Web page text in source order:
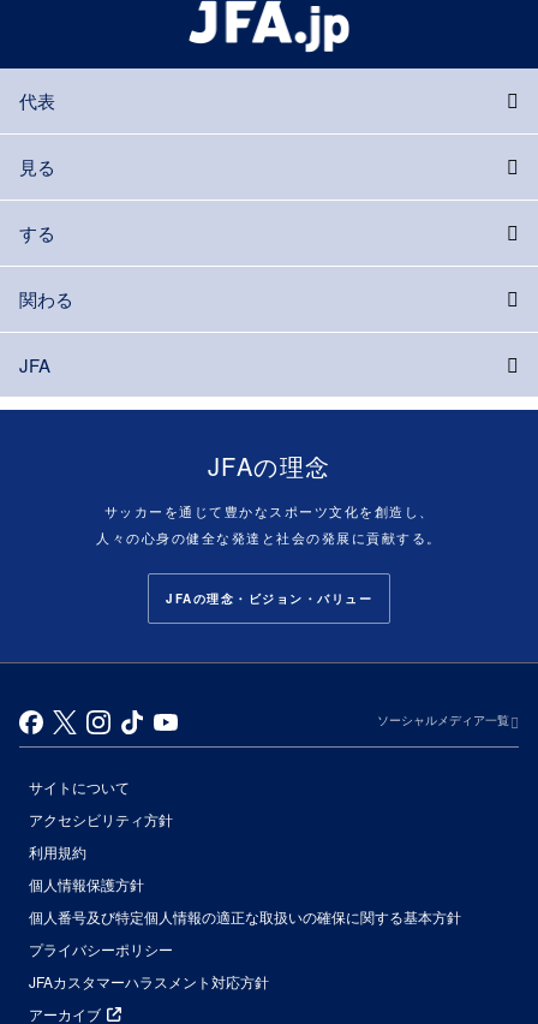
代表
見る
する
関わる
JFA
JFAの理念
サッカーを通じて豊かなスポーツ文化を創造し、
人々の心身の健全な発達と社会の発展に貢献する。
JFAの理念・ビジョン・バリュー
ソーシャルメディア一覧
サイトについて
アクセシビリティ方針
利用規約
個人情報保護方針
個人番号及び特定個人情報の適正な取扱いの確保に関する基本方針
プライバシーポリシー
JFAカスタマーハラスメント対応方針
アーカイブ